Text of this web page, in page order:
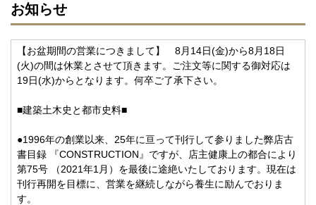
お知らせ
【お盆期間の営業につきまして】 8月14日(金)から8月18日
(火)の間は休業とさせて頂きます。ご注文等に関する御対応は
19日(水)からとなります。何卒ご了承下さい。
■建築土木史と都市史料■
●1996年の創業以来、25年に亘って刊行して参りました弊店古
書目録 『CONSTRUCTION』ですが、店主健康上の都合により
第75号 （2021年1月）を最後に途絶いたしております。現在は
刊行再開を目標に、営業を継続しながら養生に励んでおりま
す。